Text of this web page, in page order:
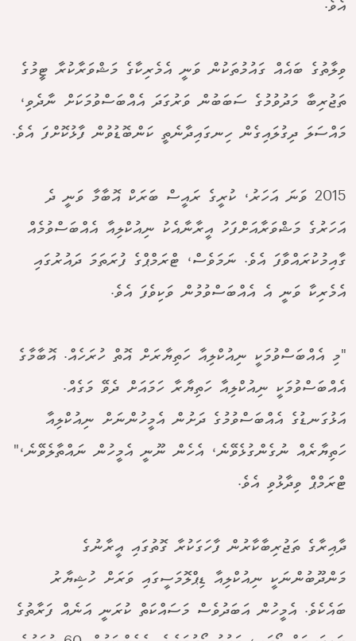
އެވެ.
ވިލާތުގެ ބައެއް ގައުމުތަކުން ވަނީ އެމެރިކާގެ މަޝްވަރާކުރާ ޓީމުގެ
ތަޖުރިބާ މަދުވުމުގެ ސަބަބުން ވަރުގަދަ އެއްބަސްވުމަކަށް ނާދެވި،
މައްސަލަ ދިގުލައިގެން ހިނގައިދާނެތީ ކަންބޮޑުވުން ފާޅުކޮށްފަ އެވެ.
2015 ވަނަ އަހަރު، ކުރީގެ ރައީސް ބަރަކް އޮބާމާ ވަނީ ދެ
އަހަރުގެ މަޝްވަރާއަށްފަހު އީރާނާއެކު ނިއުކްލިއާ އެއްބަސްވުމެއް
ގާއިމުކުރައްވާފަ އެވެ. ނަމަވެސް، ޓްރަމްޕްގެ ފުރަތަމަ ދައުރުގައި
އެމެރިކާ ވަނީ އެ އެއްބަސްވުމުން ވަކިވެފަ އެވެ.
"މި އެއްބަސްވުމަކީ ނިއުކްލިއާ ހަތިޔާރަށް އޮތް ހުރަހެއް. އޮބާމާގެ
އެއްބަސްވުމަކީ ނިއުކްލިއާ ހަތިޔާރާ ހަމައަށް ދެވޭ މަގެއް.
އަޅުގަނޑުގެ އެއްބަސްވުމުގެ ދަށުން އެމީހުންނަށް ނިއުކްލިއާ
ހަތިޔާރެއް ނުގެންގުޅެވޭނެ، އެހެން ނޫނީ އެމީހުން ނައްތާލެވޭނެ،"
ޓްރަމްޕް ވިދާޅުވި އެވެ.
ދާއިރާގެ ތަޖުރިބާކާރުން ފާހަގަކުރާ ގޮތުގައި އީރާނުގެ
މަންދޫބުންނަކީ ނިއުކްލިއާ ޑިޕްލޮމަސީގައި ވަރަށް ހުޝިޔާރު
ބައެކެވެ. އެމީހުން އަބަދުވެސް މަސައްކަތް ކުރަނީ އަނެއް ފަރާތުގެ